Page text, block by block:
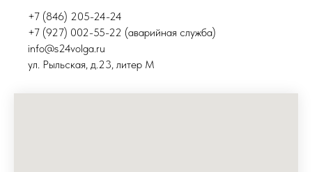
+7 (846) 205-24-24
+7 (927) 002-55-22 (аварийная служба)
info@s24volga.ru
ул. Рыльская, д.23, литер М